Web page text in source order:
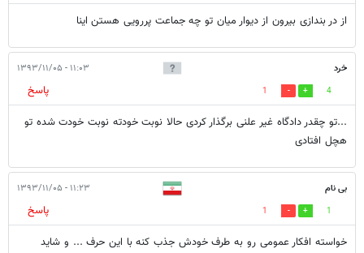
از در بندازی بیرون از دیوار میان تو چه جماعت پررویی هستن اینا
خرد ۱۱:۰۳ - ۱۳۹۳/۱۱/۰۵
4
1
پاسخ
...تو چقدر دادگاه غیر علنی برگذار کردی حالا نوبت خودته نوبت خودت شده تو
هچل افتادی
بی نام ۱۱:۲۳ - ۱۳۹۳/۱۱/۰۵
1
1
پاسخ
خواسته افکار عمومی رو به طرف خودش جذب کنه با این حرف ... و شاید